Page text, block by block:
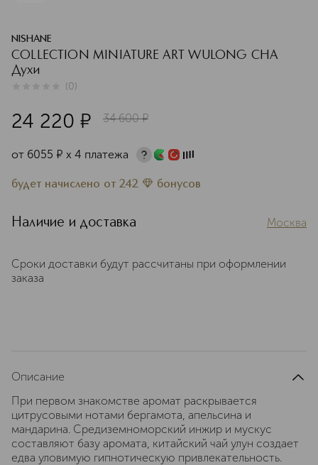
NISHANE
COLLECTION MINIATURE ART WULONG CHA
Духи
(0)
24 220 ¤ 34 600 ¤
от 6055 ¤ х 4 платежа
будет начислено от 242 бонусов
Наличие и доставка Москва
Сроки доставки будут рассчитаны при оформлении
заказа
Описание
При первом знакомстве аромат раскрывается
цитрусовыми нотами бергамота, апельсина и
мандарина. Средиземноморский инжир и мускус
составляют базу аромата, китайский чай улун создает
едва уловимую гипнотическую привлекательность.